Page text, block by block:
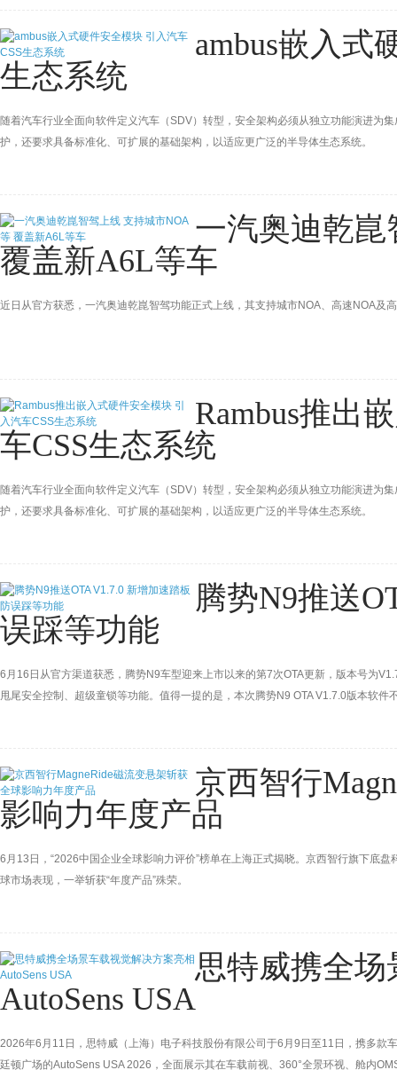
ambus嵌入式
生态系统
随着汽车行业全面向软件定义汽车（SDV）转型，安全架构必须从独立功能演进为
护，还要求具备标准化、可扩展的基础架构，以适应更广泛的半导体生态系统。
一汽奥迪乾
覆盖新A6L等车
近日从官方获悉，一汽奥迪乾崑智驾功能正式上线，其支持城市NOA、高速NOA及
Rambus推出
车CSS生态系统
随着汽车行业全面向软件定义汽车（SDV）转型，安全架构必须从独立功能演进为
护，还要求具备标准化、可扩展的基础架构，以适应更广泛的半导体生态系统。
腾势N9推送
误踩等功能
6月16日从官方渠道获悉，腾势N9车型迎来上市以来的第7次OTA更新，版本号为
甩尾安全控制、超级童锁等功能。值得一提的是，本次腾势N9 OTA V1.7.0版本软件
京西智行
影响力年度产品
6月13日，“2026中国企业全球影响力评价”榜单在上海正式揭晓。京西智行旗下底
球市场表现，一举斩获“年度产品”殊荣。
思特威携全
AutoSens USA
2026年6月11日，思特威（上海）电子科技股份有限公司于6月9日至11日，携多款
廷顿广场的AutoSens USA 2026，全面展示其在车载前视、360°全景环视、舱内